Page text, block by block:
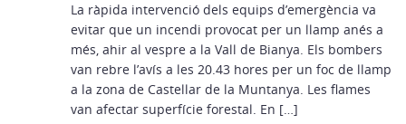
La ràpida intervenció dels equips d’emergència va
evitar que un incendi provocat per un llamp anés a
més, ahir al vespre a la Vall de Bianya. Els bombers
van rebre l’avís a les 20.43 hores per un foc de llamp
a la zona de Castellar de la Muntanya. Les flames
van afectar superfície forestal. En […]